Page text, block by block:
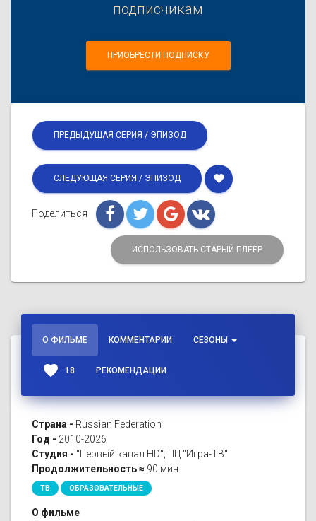
подписчикам
ПРИОБРЕСТИ ПОДПИСКУ
ПРЕДЫДУЩАЯ СЕРИЯ / ЭПИЗОД
СЛЕДУЮЩАЯ СЕРИЯ / ЭПИЗОД favorite
Поделиться
ИСПОЛЬЗОВАТЬ СТАРЫЙ ПЛЕЕР
О ФИЛЬМЕ КОММЕНТАРИИ СЕЗОНЫ
favorite 18 РЕКОМЕНДАЦИИ
Страна - Russian Federation
Год - 2010-2026
Студия - "Первый канал HD", ПЦ "Игра-ТВ"
Продолжительность ≈ 90 мин
ТВ ОБРАЗОВАТЕЛЬНЫЕ
О фильме